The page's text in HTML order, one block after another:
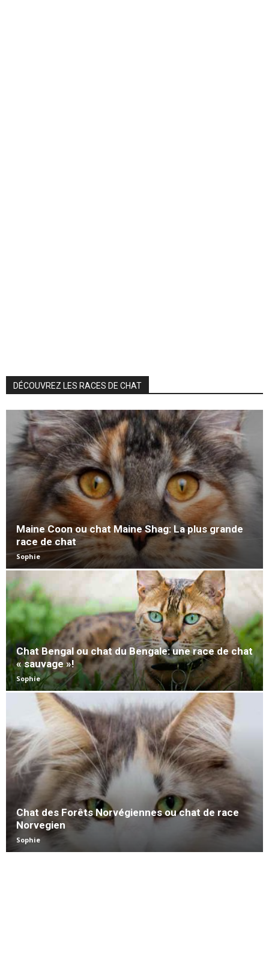
DÉCOUVREZ LES RACES DE CHAT
Maine Coon ou chat Maine Shag: La plus grande
race de chat
Sophie
Chat Bengal ou chat du Bengale: une race de chat
« sauvage »!
Sophie
Chat des Forêts Norvégiennes ou chat de race
Norvegien
Sophie